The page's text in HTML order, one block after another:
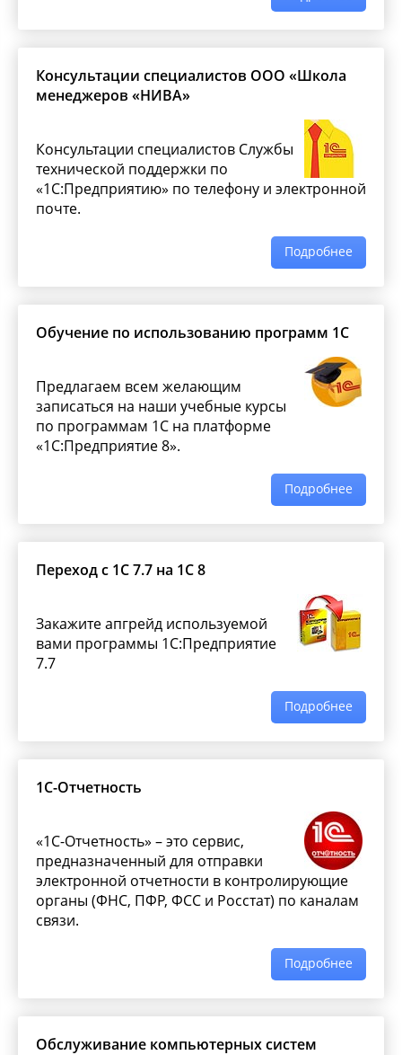
Консультации специалистов ООО «Школа
менеджеров «НИВА»
Консультации специалистов Службы
технической поддержки по
«1С:Предприятию» по телефону и электронной
почте.
Подробнее
Обучение по использованию программ 1С
Предлагаем всем желающим
записаться на наши учебные курсы
по программам 1С на платформе
«1С:Предприятие 8».
Подробнее
Переход с 1С 7.7 на 1С 8
Закажите апгрейд используемой
вами программы 1С:Предприятие
7.7
Подробнее
1C-Отчетность
«1С-Отчетность» – это сервис,
предназначенный для отправки
электронной отчетности в контролирующие
органы (ФНС, ПФР, ФСС и Росстат) по каналам
связи.
Подробнее
Обслуживание компьютерных систем